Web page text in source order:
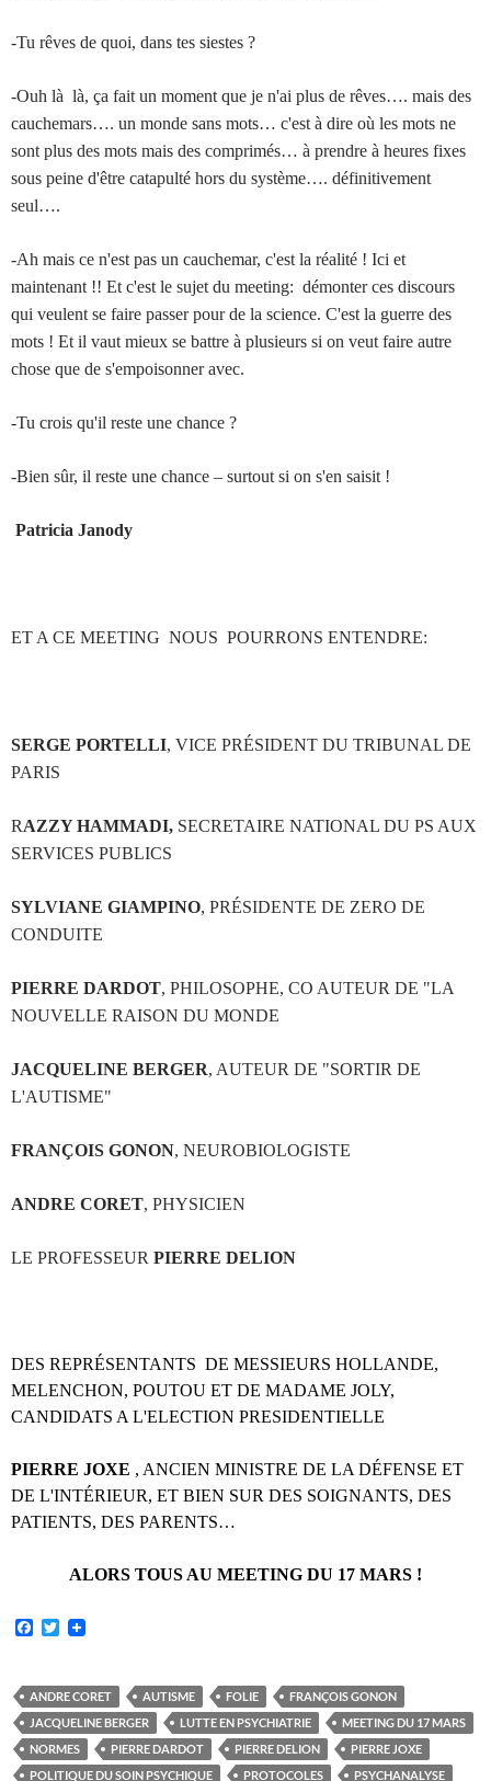
-Tu rêves de quoi, dans tes siestes ?
-Ouh là là, ça fait un moment que je n'ai plus de rêves…. mais des
cauchemars…. un monde sans mots… c'est à dire où les mots ne
sont plus des mots mais des comprimés… à prendre à heures fixes
sous peine d'être catapulté hors du système…. définitivement
seul….
-Ah mais ce n'est pas un cauchemar, c'est la réalité ! Ici et
maintenant !! Et c'est le sujet du meeting: démonter ces discours
qui veulent se faire passer pour de la science. C'est la guerre des
mots ! Et il vaut mieux se battre à plusieurs si on veut faire autre
chose que de s'empoisonner avec.
-Tu crois qu'il reste une chance ?
-Bien sûr, il reste une chance – surtout si on s'en saisit !
Patricia Janody
ET A CE MEETING NOUS POURRONS ENTENDRE:
SERGE PORTELLI, VICE PRÉSIDENT DU TRIBUNAL DE
PARIS
RAZZY HAMMADI, SECRETAIRE NATIONAL DU PS AUX
SERVICES PUBLICS
SYLVIANE GIAMPINO, PRÉSIDENTE DE ZERO DE
CONDUITE
PIERRE DARDOT, PHILOSOPHE, CO AUTEUR DE "LA
NOUVELLE RAISON DU MONDE
JACQUELINE BERGER, AUTEUR DE "SORTIR DE
L'AUTISME"
FRANÇOIS GONON, NEUROBIOLOGISTE
ANDRE CORET, PHYSICIEN
LE PROFESSEUR PIERRE DELION
DES REPRÉSENTANTS DE MESSIEURS HOLLANDE,
MELENCHON, POUTOU ET DE MADAME JOLY,
CANDIDATS A L'ELECTION PRESIDENTIELLE
PIERRE JOXE , ANCIEN MINISTRE DE LA DÉFENSE ET
DE L'INTÉRIEUR, ET BIEN SUR DES SOIGNANTS, DES
PATIENTS, DES PARENTS…
ALORS TOUS AU MEETING DU 17 MARS !
F
b
o
o
k
T
t
e
r
ANDRE CORET AUTISME FOLIE
FRANÇOIS GONON
JACQUELINE BERGER
LUTTE EN PSYCHIATRIE
MEETING DU 17 MARS
NORMES
PIERRE DARDOT PIERRE DELION
PIERRE JOXE
POLITIQUE DU SOIN PSYCHIQUE
PROTOCOLES PSYCHANALYSE